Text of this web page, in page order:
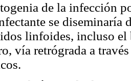
de la infección
se
linfoides, incluso el
vía retrógrada a